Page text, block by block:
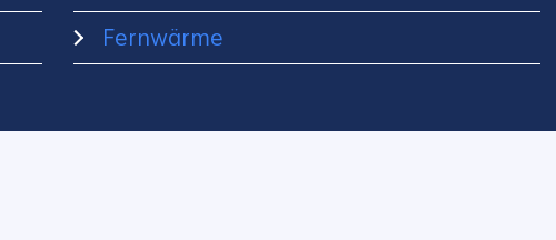
Fernwärme